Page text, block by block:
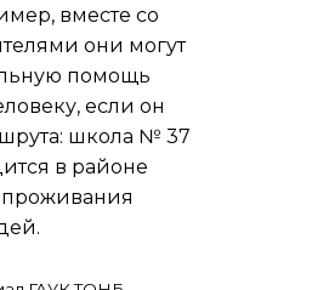
вместе со
они могут
помощь
если он
школа № 37
в районе
проживания